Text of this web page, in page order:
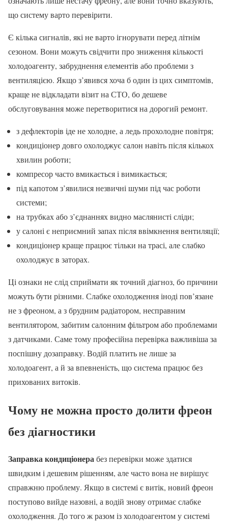
що систему варто перевірити.
Є кілька сигналів, які не варто ігнорувати перед літнім
сезоном. Вони можуть свідчити про зниження кількості
холодоагенту, забруднення елементів або проблеми з
вентиляцією. Якщо з’явився хоча б один із цих симптомів,
краще не відкладати візит на СТО, бо дешеве
обслуговування може перетворитися на дорогий ремонт.
з дефлекторів іде не холодне, а ледь прохолодне повітря;
кондиціонер довго охолоджує салон навіть після кількох
хвилин роботи;
компресор часто вмикається і вимикається;
під капотом з’явилися незвичні шуми під час роботи
системи;
на трубках або з’єднаннях видно маслянисті сліди;
у салоні є неприємний запах після ввімкнення вентиляції;
кондиціонер краще працює тільки на трасі, але слабко
охолоджує в заторах.
Ці ознаки не слід сприймати як точний діагноз, бо причини
можуть бути різними. Слабке охолодження іноді пов’язане
не з фреоном, а з брудним радіатором, несправним
вентилятором, забитим салонним фільтром або проблемами
з датчиками. Саме тому професійна перевірка важливіша за
поспішну дозаправку. Водій платить не лише за
холодоагент, а й за впевненість, що система працює без
прихованих витоків.
Чому не можна просто долити фреон
без діагностики
Заправка кондиціонерабез перевірки може здатися
швидким і дешевим рішенням, але часто вона не вирішує
справжню проблему. Якщо в системі є витік, новий фреон
поступово вийде назовні, а водій знову отримає слабке
охолодження. До того ж разом із холодоагентом у системі